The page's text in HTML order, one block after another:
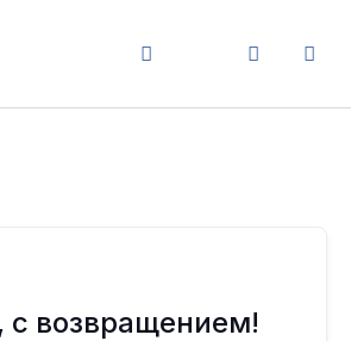
с возвращением!